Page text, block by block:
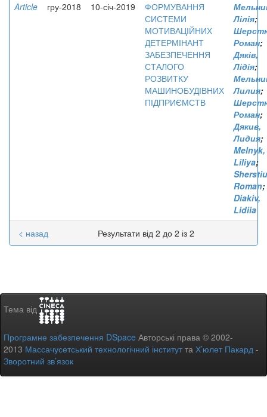
Article гру-2018 10-січ-2019
ФОРМУВАННЯ
СИСТЕМИ
МОТИВАЦІЙНИХ
ДЕТЕРМІНАНТ
ЗАБЕЗПЕЧЕННЯ
СТАЛОГО
РОЗВИТКУ
МАШИНОБУДІВНИХ
ПІДПРИЄМСТВ
Лілія;
Роман;
Дяків,
Лідія;
Лилия;
Роман;
Дякив,
Лидия;
Melnyk,
Liliya;
Roman;
Diakiv,
Lidiia
Результати від 2 до 2 із 2
< назад
Тема від
Програмне забезпечення DSpace Авторські права © 2002-
2013 Массачусетський технологічний інститутта Х’юлет Пакард -
Зворотний зв’язок